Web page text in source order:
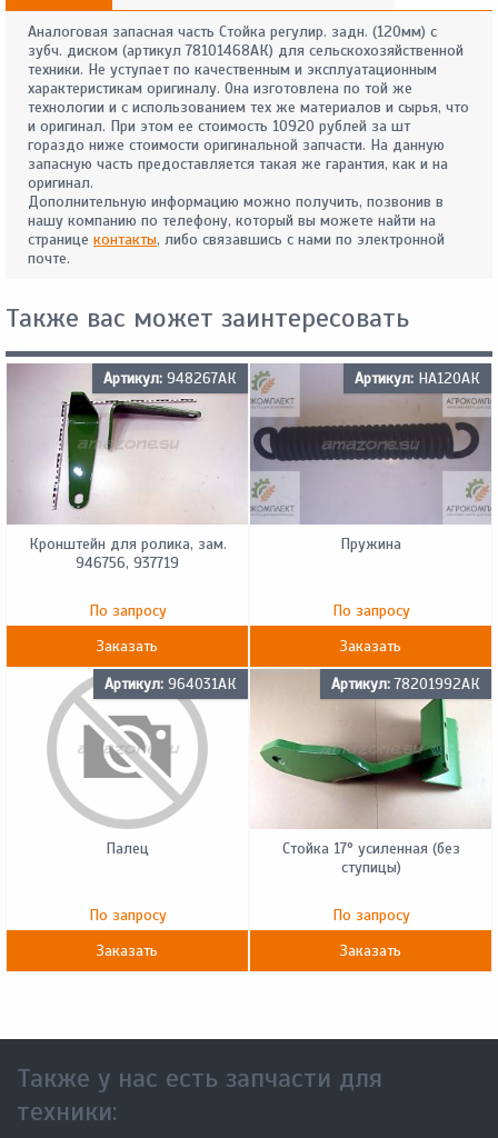
Аналоговая запасная часть Стойка регулир. задн. (120мм) с
зубч. диском (артикул 78101468АК) для сельскохозяйственной
техники. Не уступает по качественным и эксплуатационным
характеристикам оригиналу. Она изготовлена по той же
технологии и с использованием тех же материалов и сырья, что
и оригинал. При этом ее стоимость 10920 рублей за шт
гораздо ниже стоимости оригинальной запчасти. На данную
запасную часть предоставляется такая же гарантия, как и на
оригинал.
Дополнительную информацию можно получить, позвонив в
нашу компанию по телефону, который вы можете найти на
странице контакты, либо связавшись с нами по электронной
почте.
Также вас может заинтересовать
Артикул: 948267АК
Кронштейн для ролика, зам.
946756, 937719
По запросу
Заказать
Артикул: HA120АК
Пружина
По запросу
Заказать
Артикул: 964031АК
Палец
По запросу
Заказать
Артикул:78201992АК
Стойка 17° усиленная (без
ступицы)
По запросу
Заказать
Также у нас есть запчасти для
техники: